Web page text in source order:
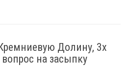
Долину, 3х
на засыпку